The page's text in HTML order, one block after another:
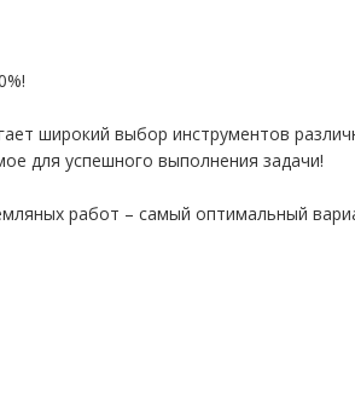
широкий выбор инструментов
для успешного выполнения задачи!
работ – самый оптимальный